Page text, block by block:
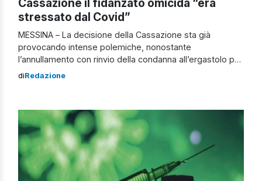
stressato dal Covid”
MESSINA – La decisione della Cassazione sta già
provocando intense polemiche, nonostante
l’annullamento con rinvio della condanna all’ergastolo per
un femminicidio sia limitato alla richiesta di valutare le
causa del Covid. Il femminicidio di Lorena Quaranta La
sentenza riguarda […]
diRedazione